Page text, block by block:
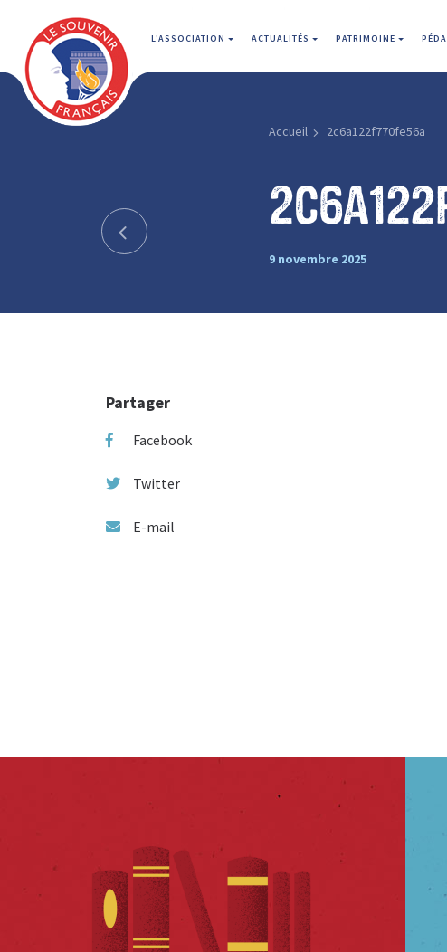
L'ASSOCIATION ACTUALITÉS PATRIMOINE
Accueil 2c6a122f770fe56a
9 novembre 2025
Partager
Facebook
Twitter
E-mail